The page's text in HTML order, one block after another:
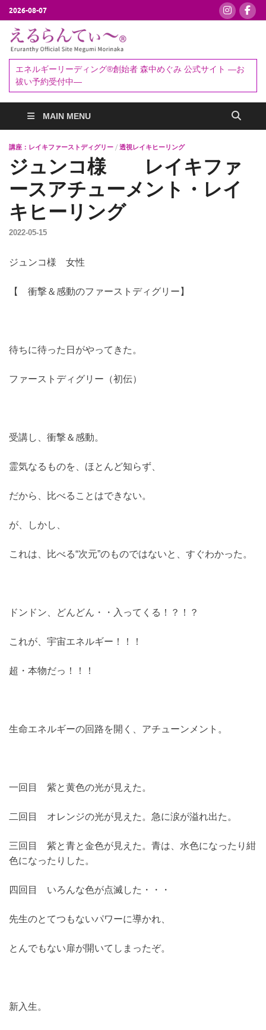
2026-08-07
ぃ～®
予約受付中
エネルギーリーディング®創始者 森中めぐみ 公式サイト ―お
祓い予約受付中―
MAIN MENU
講座：レイキファーストディグリー / 透視レイキヒーリング
ジュンコ様 レイキファ
ースアチューメント・レイ
キヒーリング
2022-05-15
ジュンコ様 女性
【 衝撃＆感動のファーストディグリー】
待ちに待った日がやってきた。
ファーストディグリー（初伝）
受講し、衝撃＆感動。
霊気なるものを、ほとんど知らず、
だから、比べることはできない。
が、しかし、
これは、比べる“次元”のものではないと、すぐわかった。
ドンドン、どんどん・・入ってくる！？！？
これが、宇宙エネルギー！！！
超・本物だっ！！！
生命エネルギーの回路を開く、アチューンメント。
一回目 紫と黄色の光が見えた。
二回目 オレンジの光が見えた。急に涙が溢れ出た。
三回目 紫と青と金色が見えた。青は、水色になったり紺
色になったりした。
四回目 いろんな色が点滅した・・・
先生のとてつもないパワーに導かれ、
とんでもない扉が開いてしまったぞ。
新入生。